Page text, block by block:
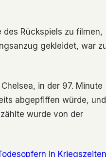
Rückspiels zu filmen,
gekleidet, war
in der 97. Minute
abgepfiffen würde, und
wurde von der
in Kriegszeiten